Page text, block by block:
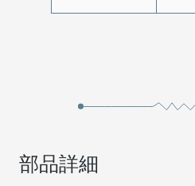
部品詳細